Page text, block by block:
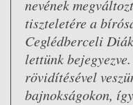
nevének
tiszteletére a
Ceglédberceli
lettünk
rövidítésével
bajnokságokon,